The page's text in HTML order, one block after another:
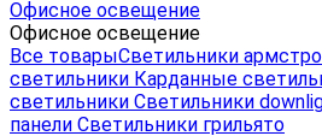
Офисное освещение
Офисное освещение
Все товарыСветильники
светильники Карданные
светильники Светильники
панели Светильники грильято